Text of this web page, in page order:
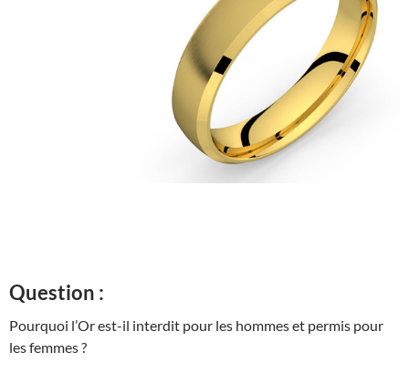
Question :
Pourquoi l’Or est-il interdit pour les hommes et permis pour
les femmes ?